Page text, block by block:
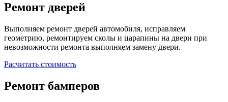
Ремонт дверей
Выполняем ремонт дверей автомобиля, исправляем
геометрию, ремонтируем сколы и царапины на двери при
невозможности ремонта выполняем замену двери.
Расчитать стоимость
Ремонт бамперов